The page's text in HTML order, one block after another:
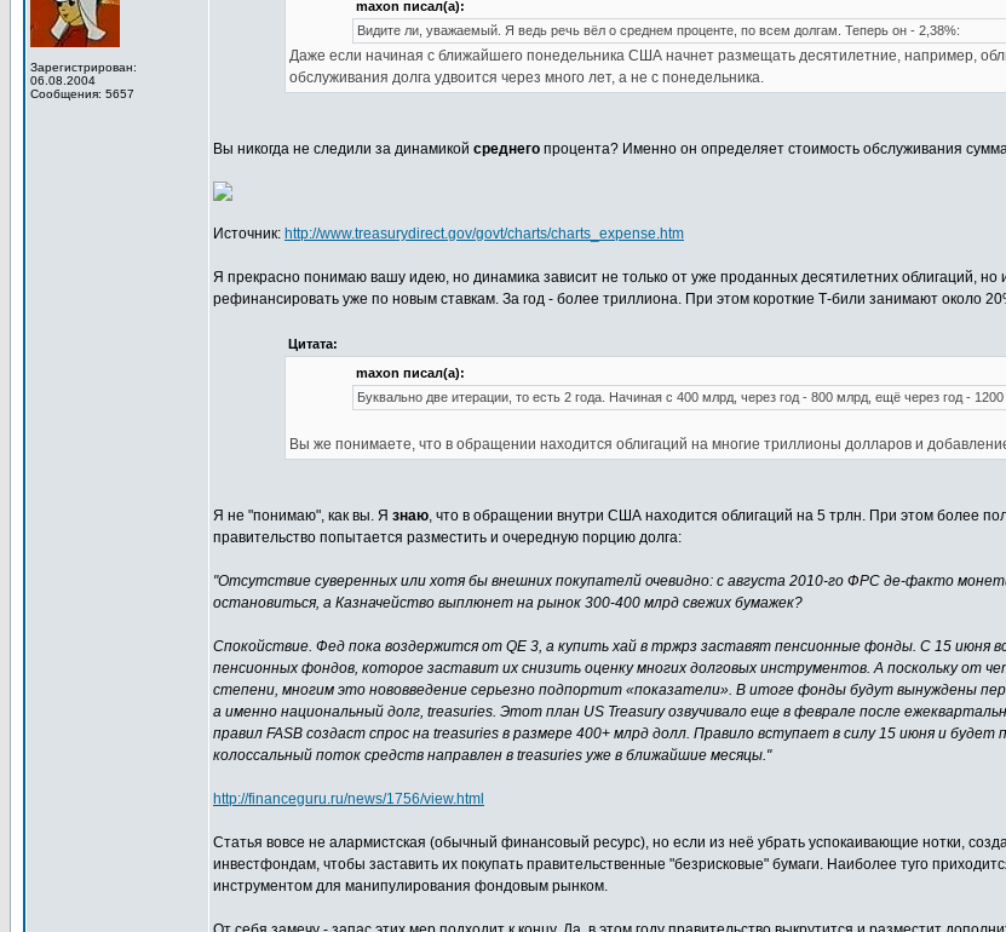
Зарегистрирован:
06.08.2004
Сообщения: 5657
maxon писал(а):
Видите ли, уважаемый. Я ведь речь вёл о среднем проценте, по всем долгам. Теперь он - 2,38%:
Даже если начиная с ближайшего понедельника США начнет размещать десятилетние, например,
обслуживания долга удвоится через много лет, а не с понедельника.
Вы никогда не следили за динамикой среднего процента? Именно он определяет стоимость обслуживания
Источник: http://www.treasurydirect.gov/govt/charts/charts_expense.htm
Я прекрасно понимаю вашу идею, но динамика зависит не только от уже проданных десятилетних облигаций,
рефинансировать уже по новым ставкам. За год - более триллиона. При этом короткие Т-били занимают около
Цитата:
maxon писал(а):
Буквально две итерации, то есть 2 года. Начиная с 400 млрд, через год - 800 млрд, ещё через год -
Вы же понимаете, что в обращении находится облигаций на многие триллионы долларов и
Я не "понимаю", как вы. Я знаю, что в обращении внутри США находится облигаций на 5 трлн. При этом более
правительство попытается разместить и очередную порцию долга:
"Отсутствие суверенных или хотя бы внешних покупателй очевидно: с августа 2010-го ФРС де-факто
остановиться, а Казначейство выплюнет на рынок 300-400 млрд свежих бумажек?
Спокойствие. Фед пока воздержится от QE 3, а купить хай в тржрз заставят пенсионные фонды. С 15 июня
пенсионных фондов, которое заставит их снизить оценку многих долговых инструментов. А поскольку от
степени, многим это нововведение серьезно подпортит «показатели». В итоге фонды будут вынуждены
а именно национальный долг, treasuries. Этот план US Treasury озвучивало еще в феврале после
правил FASB создаст спрос на treasuries в размере 400+ млрд долл. Правило вступает в силу 15 июня и
колоссальный поток средств направлен в treasuries уже в ближайшие месяцы."
http://financeguru.ru/news/1756/view.html
Статья вовсе не алармистская (обычный финансовый ресурс), но если из неё убрать успокаивающие нотки,
инвестфондам, чтобы заставить их покупать правительственные "безрисковые" бумаги. Наиболее туго
инструментом для манипулирования фондовым рынком.